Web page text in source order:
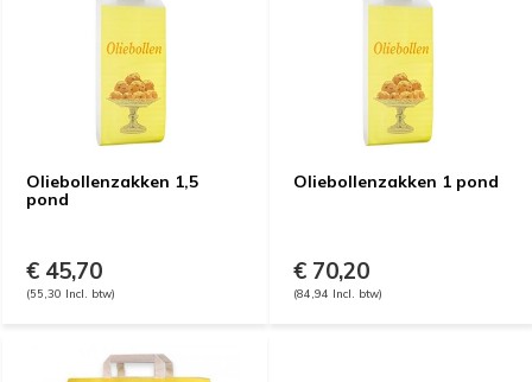
Oliebollenzakken 1,5
pond
€ 45,70
(55,30 Incl. btw)
Oliebollenzakken 1 pond
€ 70,20
(84,94 Incl. btw)